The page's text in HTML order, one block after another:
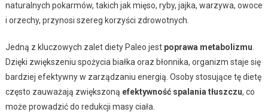
naturalnych pokarmów, takich jak mięso, ryby, jajka, warzywa, owoce
i orzechy, przynosi szereg korzyści zdrowotnych.
Jedną z kluczowych zalet diety Paleo jest poprawa metabolizmu
Dzięki zwiększeniu spożycia białka oraz błonnika, organizm staje się
bardziej efektywny w zarządzaniu energią. Osoby stosujące tę dietę
często zauważają zwiększoną efektywność spalania tłuszczu, co
może prowadzić do redukcji masy ciała.